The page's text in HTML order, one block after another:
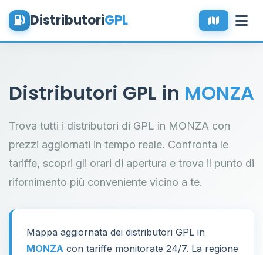
DistributoriGPL
Distributori GPL in MONZA
Trova tutti i distributori di GPL in MONZA con
prezzi aggiornati in tempo reale. Confronta le
tariffe, scopri gli orari di apertura e trova il punto di
rifornimento più conveniente vicino a te.
Mappa aggiornata dei distributori GPL in
MONZA con tariffe monitorate 24/7. La regione